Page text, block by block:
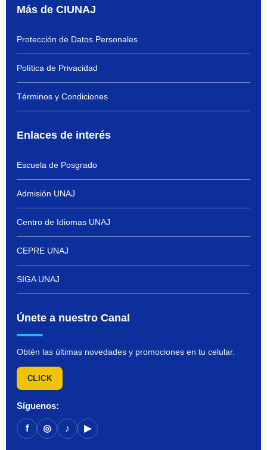
Más de CIUNAJ
Protección de Datos Personales
Política de Privacidad
Términos y Condiciones
Enlaces de interés
Escuela de Posgrado
Admisión UNAJ
Centro de Idiomas UNAJ
CEPRE UNAJ
SIGA UNAJ
Únete a nuestro Canal
Obtén las últimas novedades y promociones en tu celular.
CLICK
Síguenos:
f ◎ ♪ ▶